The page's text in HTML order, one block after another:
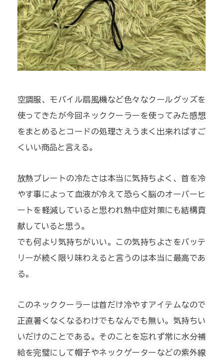
空調服、モバイル扇風機など色々なクールグッズを
使ってきたが今回ネッククーラーを使ってみた感想
をまとめるとコードの処理さえうまく出来ればすご
くいい商品と言える。
放熱プレートの冷たさは本当に気持ちよく、首を冷
やす事によって血液が冷えて恐らく脳のオーバーヒ
ートを軽減していると思われ熱中症対策にも結構貢
献していると思う。
でも何より気持ちがいい。この気持ちよさをバッテ
リーが続く限り味わえると言うのは本当に最高であ
る。
このネッククーラーは首だけ冷やすアイテムなので
正直暑くなくなるわけでもなんでも無い。気持ちい
いだけのことである。そのことを忘れず常に水分補
給を完璧にして帽子やネックゲーターなどの紫外線